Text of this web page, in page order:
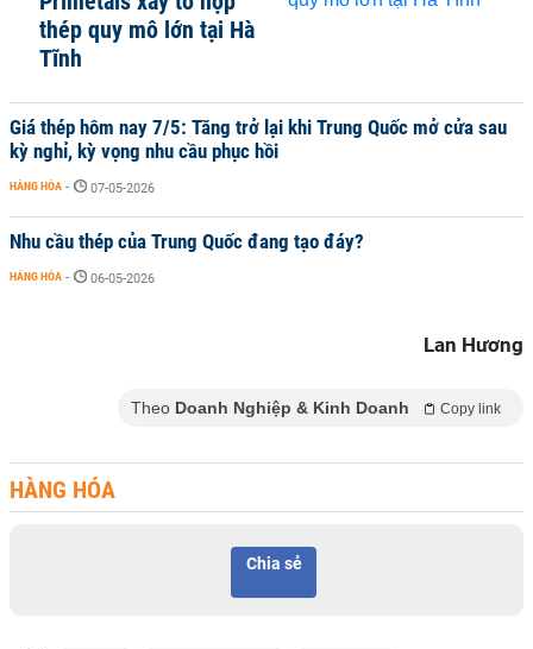
thép quy mô lớn tại Hà
Tĩnh
Giá thép hôm nay 7/5: Tăng trở lại khi Trung Quốc mở cửa sau
kỳ nghỉ, kỳ vọng nhu cầu phục hồi
HÀNG HÓA - 07-05-2026
Nhu cầu thép của Trung Quốc đang tạo đáy?
HÀNG HÓA - 06-05-2026
Lan Hương
Theo Doanh Nghiệp & Kinh Doanh Copy link
HÀNG HÓA
Chia sẻ